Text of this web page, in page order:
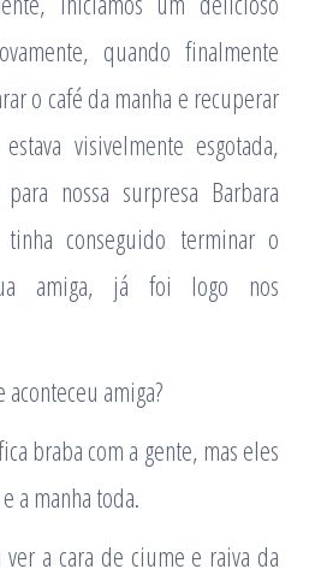
quando finalmente
o café da manha e recuperar
visivelmente esgotada,
nossa surpresa Barbara
conseguido terminar o
amiga, já foi logo nos
amiga?
braba com a gente, mas eles
a manha toda.
ver a cara de ciume e raiva da